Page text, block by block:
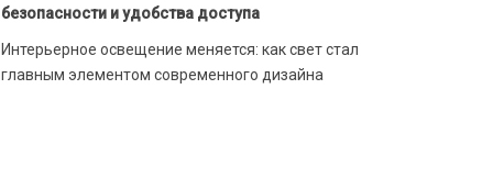
безопасности и удобства доступа
Интерьерное освещение меняется: как свет стал
главным элементом современного дизайна